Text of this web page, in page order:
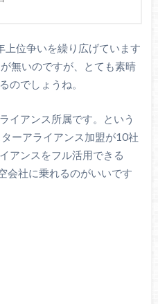
上位争いを繰り広げています
無いのですが、とても素晴
のでしょうね。
イアンス所属です。という
ーアライアンス加盟が10社
アンスをフル活用できる
会社に乗れるのがいいです